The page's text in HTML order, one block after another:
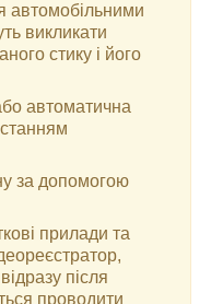
автомобільними
викликати
стику і його
автоматична
за допомогою
прилади та
після
проводити